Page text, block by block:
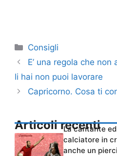
Categorie
Consigli
E’ una regola che
li hai non puoi lavorare
Capricorno. Cosa ti
Articoli recenti
La cantante
calciatore in
anche un